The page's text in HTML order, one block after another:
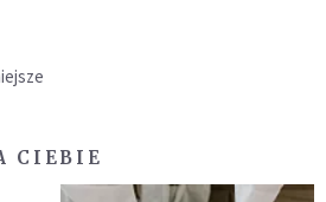
CIEBIE